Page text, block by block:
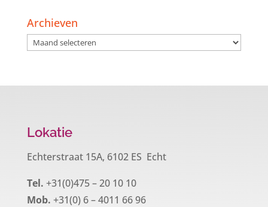
Archieven
Archieven
Lokatie
Echterstraat 15A, 6102 ES Echt
Tel. +31(0)475 – 20 10 10
Mob. +31(0) 6 – 4011 66 96